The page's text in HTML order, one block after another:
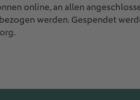
online, an allen
werden. Gespendet
.